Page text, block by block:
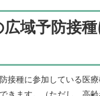
広域予防接
接種に参加している医
できます。（ただし、